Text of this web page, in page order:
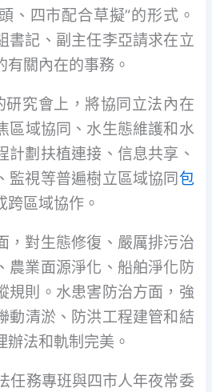
、四市配合草擬”的形式。
書記、副主任李亞請求在立
關內在的事務。
究會上，將協同立法內在
區域協同、水生態維護和水
計劃扶植連接、信息共享、
監視等普遍樹立區域協同包
跨區域協作。
對生態修復、嚴厲排污治
農業面源淨化、船舶淨化防
規則。水患害防治方面，強
動清淤、防洪工程建管和結
法和軌制完美。
務專班與四市人年夜常委